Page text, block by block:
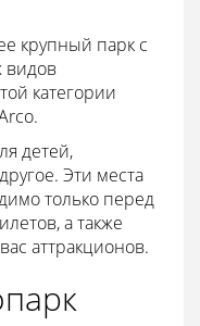
крупный парк с
видов
категории
детей,
Эти места
только перед
а также
аттракционов.